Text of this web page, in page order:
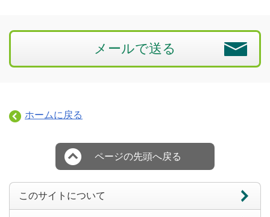
メールで送る
ホームに戻る
ページの先頭へ戻る
このサイトについて